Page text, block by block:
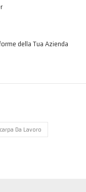
della Tua Azienda
Da Lavoro